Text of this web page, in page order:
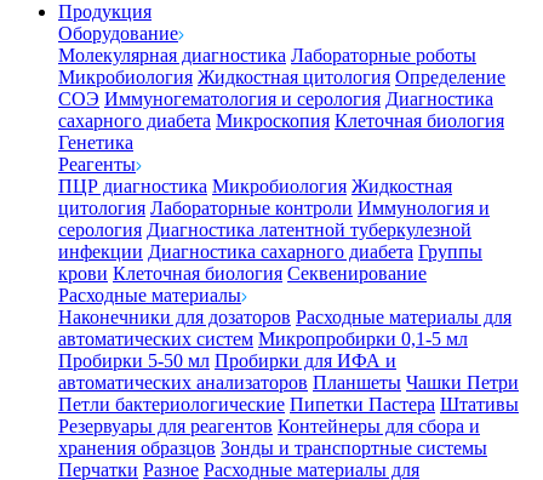
Продукция
Оборудование
Молекулярная диагностика Лабораторные роботы
Микробиология Жидкостная цитология Определение
СОЭ Иммуногематология и серология Диагностика
сахарного диабета Микроскопия Клеточная биология
Генетика
Реагенты
ПЦР диагностика Микробиология Жидкостная
цитология Лабораторные контроли Иммунология и
серология Диагностика латентной туберкулезной
инфекции Диагностика сахарного диабета Группы
крови Клеточная биология Секвенирование
Расходные материалы
Наконечники для дозаторов Расходные материалы для
автоматических систем Микропробирки 0,1-5 мл
Пробирки 5-50 мл Пробирки для ИФА и
автоматических анализаторов Планшеты Чашки Петри
Петли бактериологические Пипетки Пастера Штативы
Резервуары для реагентов Контейнеры для сбора и
хранения образцов Зонды и транспортные системы
Перчатки Разное Расходные материалы для